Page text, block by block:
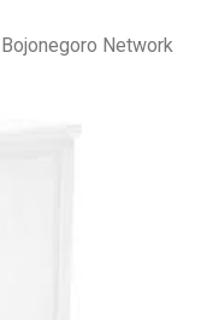
Network